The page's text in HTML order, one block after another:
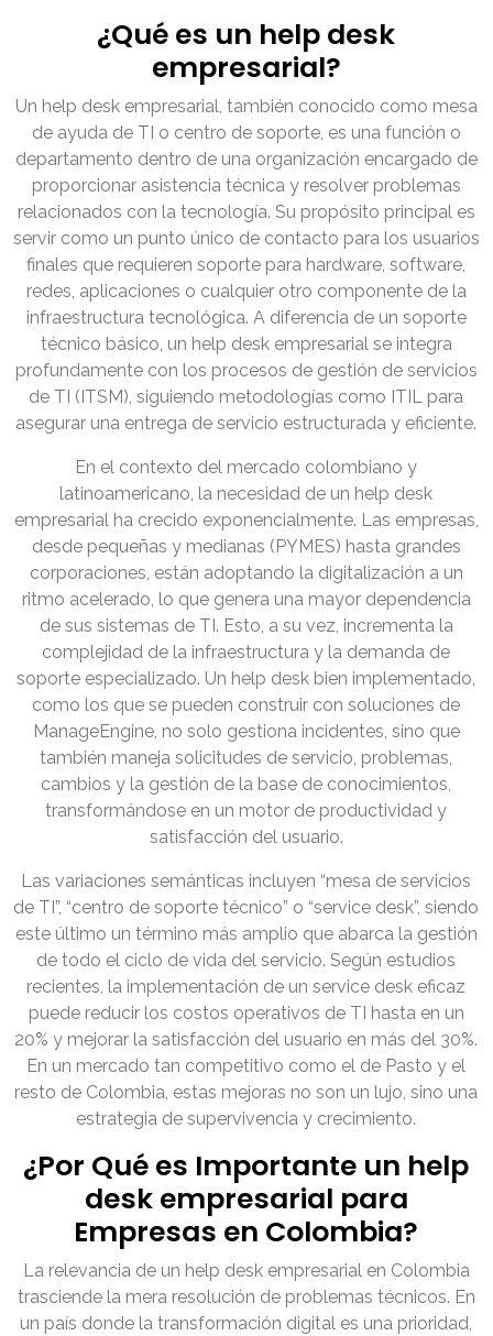
¿Qué es un help desk
empresarial?
Un help desk empresarial, también conocido como mesa
de ayuda de TI o centro de soporte, es una función o
departamento dentro de una organización encargado de
proporcionar asistencia técnica y resolver problemas
relacionados con la tecnología. Su propósito principal es
servir como un punto único de contacto para los usuarios
finales que requieren soporte para hardware, software,
redes, aplicaciones o cualquier otro componente de la
infraestructura tecnológica. A diferencia de un soporte
técnico básico, un help desk empresarial se integra
profundamente con los procesos de gestión de servicios
de TI (ITSM), siguiendo metodologías como ITIL para
asegurar una entrega de servicio estructurada y eficiente.
En el contexto del mercado colombiano y
latinoamericano, la necesidad de un help desk
empresarial ha crecido exponencialmente. Las empresas,
desde pequeñas y medianas (PYMES) hasta grandes
corporaciones, están adoptando la digitalización a un
ritmo acelerado, lo que genera una mayor dependencia
de sus sistemas de TI. Esto, a su vez, incrementa la
complejidad de la infraestructura y la demanda de
soporte especializado. Un help desk bien implementado,
como los que se pueden construir con soluciones de
ManageEngine, no solo gestiona incidentes, sino que
también maneja solicitudes de servicio, problemas,
cambios y la gestión de la base de conocimientos,
transformándose en un motor de productividad y
satisfacción del usuario.
Las variaciones semánticas incluyen “mesa de servicios
de TI”, “centro de soporte técnico” o “service desk”, siendo
este último un término más amplio que abarca la gestión
de todo el ciclo de vida del servicio. Según estudios
recientes, la implementación de un service desk eficaz
puede reducir los costos operativos de TI hasta en un
20% y mejorar la satisfacción del usuario en más del 30%.
En un mercado tan competitivo como el de Pasto y el
resto de Colombia, estas mejoras no son un lujo, sino una
estrategia de supervivencia y crecimiento.
¿Por Qué es Importante un help
desk empresarial para
Empresas en Colombia?
La relevancia de un help desk empresarial en Colombia
trasciende la mera resolución de problemas técnicos. En
un país donde la transformación digital es una prioridad,